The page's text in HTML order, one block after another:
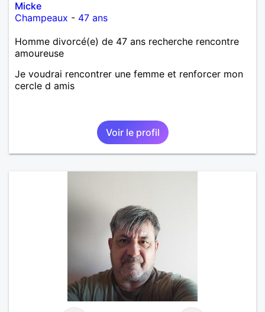
Micke
Champeaux - 47 ans
Homme divorcé(e) de 47 ans recherche rencontre
amoureuse
Je voudrai rencontrer une femme et renforcer mon
cercle d amis
Voir le profil